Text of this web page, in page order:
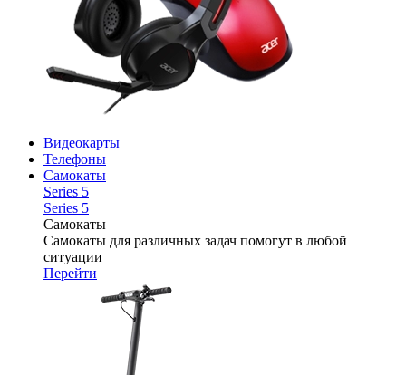
Видеокарты
Телефоны
Самокаты
Series 5
Series 5
Самокаты
Самокаты для различных задач помогут в любой
ситуации
Перейти